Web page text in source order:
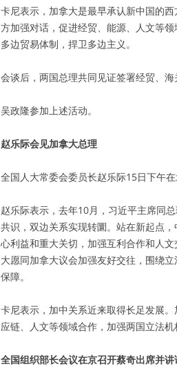
卡尼表示，加拿大是最早承认新中国的
方加强对话，促进经贸、能源、人文等
多边贸易体制，捍卫多边主义。
会谈后，两国总理共同见证签署经贸、
吴政隆参加上述活动。
赵乐际会见加拿大总理
全国人大常委会委员长赵乐际15日下午
赵乐际表示，去年10月，习近平主席同
共识，双边关系实现转圜。站在新起点
心利益和重大关切，加强互利合作和人
大愿同加拿大议会加强友好交往，围绕
保障。
卡尼表示，加中关系近来取得长足发展
应链、人文等领域合作，加强两国立法
全国组织部长会议在京召开蔡奇出席并讲